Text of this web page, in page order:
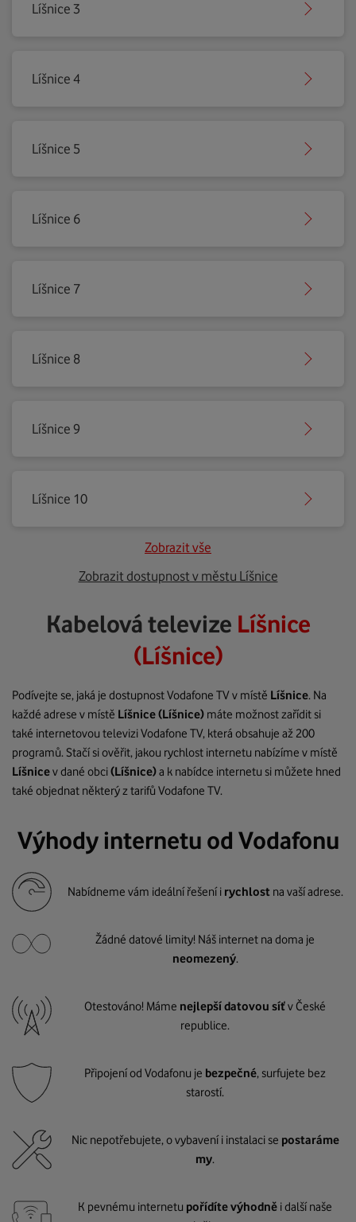
Líšnice 3
Líšnice 4
Líšnice 5
Líšnice 6
Líšnice 7
Líšnice 8
Líšnice 9
Líšnice 10
Zobrazit vše
Zobrazit dostupnost v městu Líšnice
Kabelová televize Líšnice
(Líšnice)
Podívejte se, jaká je dostupnost Vodafone TV v místě Líšnice. Na
každé adrese v místě Líšnice(Líšnice) máte možnost zařídit si
také internetovou televizi Vodafone TV, která obsahuje až 200
programů. Stačí si ověřit, jakou rychlost internetu nabízíme v místě
Líšnicev dané obci(Líšnice)a k nabídce internetu si můžete hned
také objednat některý z tarifů Vodafone TV.
Výhody internetu od Vodafonu
Nabídneme vám ideální řešení i rychlost na vaší adrese.
Žádné datové limity! Náš internet na doma je
neomezený.
Otestováno! Máme nejlepší datovou síťv České
republice.
Připojení od Vodafonu je bezpečné, surfujete bez
starostí.
Nic nepotřebujete, o vybavení i instalaci se postaráme
my.
K pevnému internetu pořídíte výhodně i další naše